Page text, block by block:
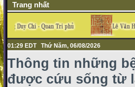
Trang nhất
01:29 EDT Thứ Năm, 06/08/2026
Thông tin những
được cứu sống từ